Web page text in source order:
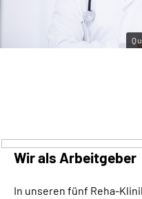
Leichte Sprache
Wir als Arbeitgeber
In unseren fünf Reha-